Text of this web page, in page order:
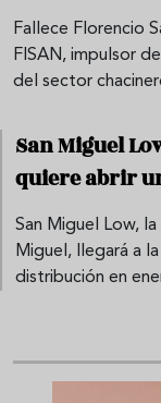
Fallece Florencio
FISAN, impulsor
del sector
San Miguel
quiere abrir
San Miguel Low,
Miguel, llegará a
distribución en